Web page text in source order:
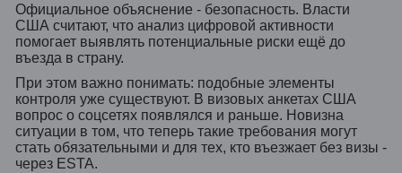
Официальное объяснение - безопасность. Власти
США считают, что анализ цифровой активности
помогает выявлять потенциальные риски ещё до
въезда в страну.
При этом важно понимать: подобные элементы
контроля уже существуют. В визовых анкетах США
вопрос о соцсетях появлялся и раньше. Новизна
ситуации в том, что теперь такие требования могут
стать обязательными и для тех, кто въезжает без визы -
через ESTA.